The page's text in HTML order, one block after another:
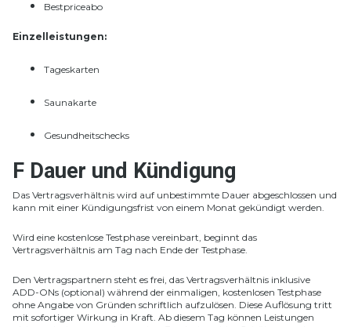
Bestpriceabo
Einzelleistungen:
Tageskarten
Saunakarte
Gesundheitschecks
F Dauer und Kündigung
Das Vertragsverhältnis wird auf unbestimmte Dauer abgeschlossen und
kann mit einer Kündigungsfrist von einem Monat gekündigt werden.
Wird eine kostenlose Testphase vereinbart, beginnt das
Vertragsverhältnis am Tag nach Ende der Testphase.
Den Vertragspartnern steht es frei, das Vertragsverhältnis inklusive
ADD-ONs (optional) während der einmaligen, kostenlosen Testphase
ohne Angabe von Gründen schriftlich aufzulösen. Diese Auflösung tritt
mit sofortiger Wirkung in Kraft. Ab diesem Tag können Leistungen